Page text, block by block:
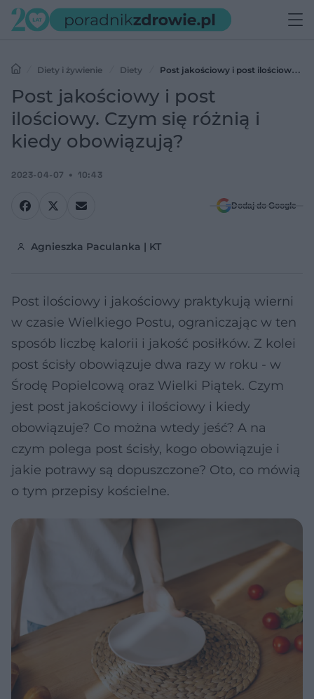
Diety i żywienie Diety
Post jakościowy i post ilościowy.
Czym się różnią i kiedy obowiązują?
Post jakościowy i post
ilościowy. Czym się różnią i
kiedy obowiązują?
2023-04-07 10:43
Dodaj do Google
Agnieszka Paculanka | KT
Post ilościowy i jakościowy praktykują wierni
w czasie Wielkiego Postu, ograniczając w ten
sposób liczbę kalorii i jakość posiłków. Z kolei
post ścisły obowiązuje dwa razy w roku - w
Środę Popielcową oraz Wielki Piątek. Czym
jest post jakościowy i ilościowy i kiedy
obowiązuje? Co można wtedy jeść? A na
czym polega post ścisły, kogo obowiązuje i
jakie potrawy są dopuszczone? Oto, co mówią
o tym przepisy kościelne.